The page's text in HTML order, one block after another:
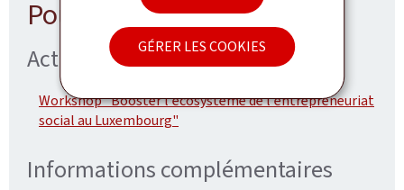
GÉRER LES COOKIES
Pour en savoir plus
Actualités
Workshop "Booster l'écosystème de l'entrepreneuriat
social au Luxembourg"
Informations complémentaires